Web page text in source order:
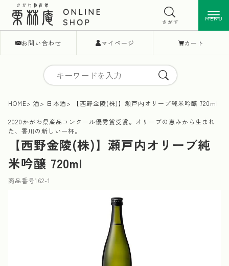
お問い合わせ マイページ カート
MENU
さがす MENU
HOME 酒 日本酒 【西野金陵(株)】瀬戸内オリーブ純米吟醸 720ml
2020かがわ県産品コンクール優秀賞受賞。オリーブの恵みから生まれ
た、香川の新しい一杯。
【西野金陵(株)】瀬戸内オリーブ純
米吟醸 720ml
商品番号162-1